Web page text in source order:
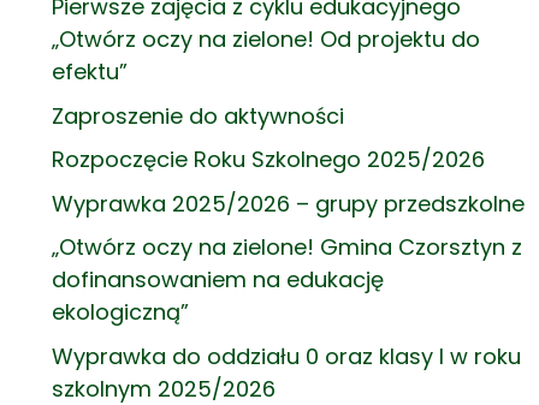
Pierwsze zajęcia z cyklu edukacyjnego
„Otwórz oczy na zielone! Od projektu do
efektu”
Zaproszenie do aktywności
Rozpoczęcie Roku Szkolnego 2025/2026
Wyprawka 2025/2026 – grupy przedszkolne
„Otwórz oczy na zielone! Gmina Czorsztyn z
dofinansowaniem na edukację
ekologiczną”
Wyprawka do oddziału 0 oraz klasy I w roku
szkolnym 2025/2026